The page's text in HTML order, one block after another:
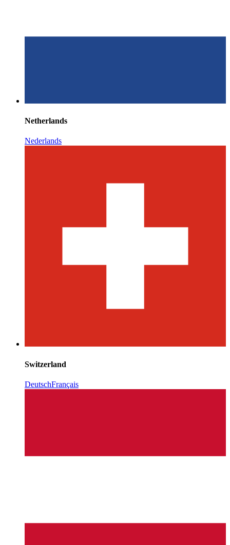
Netherlands
Nederlands
Switzerland
DeutschFrançais